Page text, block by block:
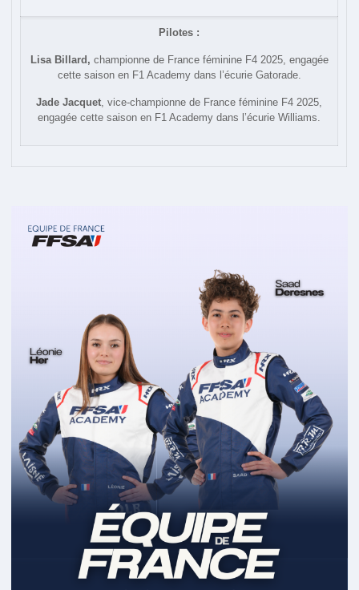
Pilotes :
Lisa Billard, championne de France féminine F4 2025, engagée
cette saison en F1 Academy dans l’écurie Gatorade.
Jade Jacquet, vice-championne de France féminine F4 2025,
engagée cette saison en F1 Academy dans l’écurie Williams.